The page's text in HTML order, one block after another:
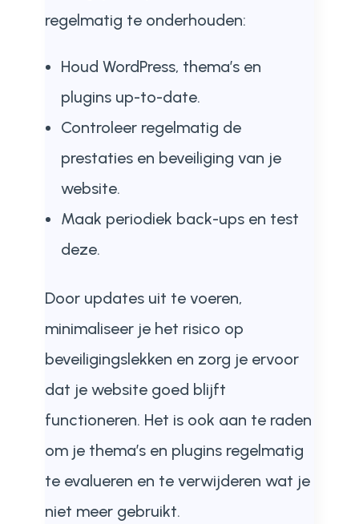
regelmatig te onderhouden:
Houd WordPress, thema’s en
plugins up-to-date.
Controleer regelmatig de
prestaties en beveiliging van je
website.
Maak periodiek back-ups en test
deze.
Door updates uit te voeren,
minimaliseer je het risico op
beveiligingslekken en zorg je ervoor
dat je website goed blijft
functioneren. Het is ook aan te raden
om je thema’s en plugins regelmatig
te evalueren en te verwijderen wat je
niet meer gebruikt.